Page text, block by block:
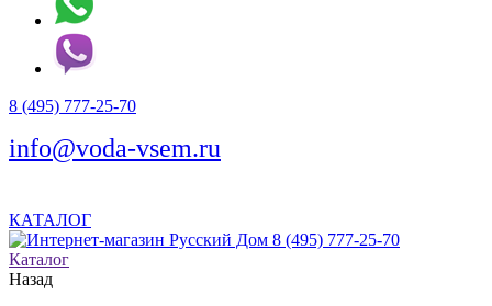
8 (495) 777-25-70
info@voda-vsem.ru
КАТАЛОГ
8 (495) 777-25-70
Каталог
Назад